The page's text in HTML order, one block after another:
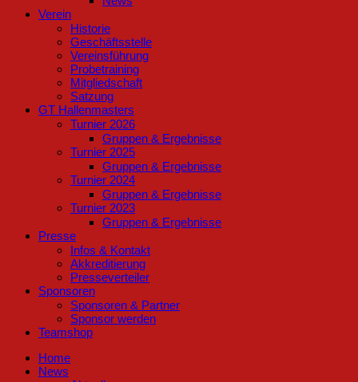
Verein
Historie
Geschäftsstelle
Vereinsführung
Probetraining
Mitgliedschaft
Satzung
GT Hallenmasters
Turnier 2026
Gruppen & Ergebnisse
Turnier 2025
Gruppen & Ergebnisse
Turnier 2024
Gruppen & Ergebnisse
Turnier 2023
Gruppen & Ergebnisse
Presse
Infos & Kontakt
Akkreditierung
Presseverteiler
Sponsoren
Sponsoren & Partner
Sponsor werden
Teamshop
Home
News